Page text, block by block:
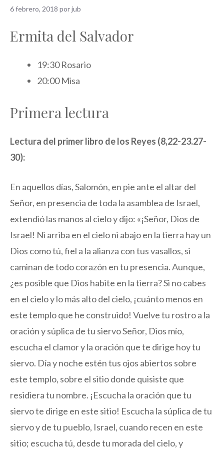
6 febrero, 2018 porjub
Ermita del Salvador
19:30 Rosario
20:00 Misa
Primera lectura
Lectura del primer libro de los Reyes (8,22-23.27-
30):
En aquellos días, Salomón, en pie ante el altar del
Señor, en presencia de toda la asamblea de Israel,
extendió las manos al cielo y dijo: «¡Señor, Dios de
Israel! Ni arriba en el cielo ni abajo en la tierra hay un
Dios como tú, fiel a la alianza con tus vasallos, si
caminan de todo corazón en tu presencia. Aunque,
¿es posible que Dios habite en la tierra? Si no cabes
en el cielo y lo más alto del cielo, ¡cuánto menos en
este templo que he construido! Vuelve tu rostro a la
oración y súplica de tu siervo Señor, Dios mío,
escucha el clamor y la oración que te dirige hoy tu
siervo. Día y noche estén tus ojos abiertos sobre
este templo, sobre el sitio donde quisiste que
residiera tu nombre. ¡Escucha la oración que tu
siervo te dirige en este sitio! Escucha la súplica de tu
siervo y de tu pueblo, Israel, cuando recen en este
sitio; escucha tú, desde tu morada del cielo, y